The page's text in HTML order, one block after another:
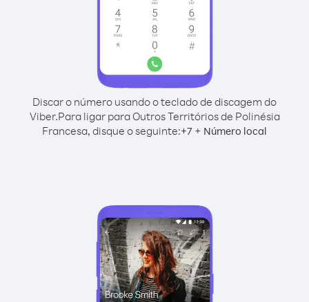
Discar o número usando o teclado de discagem do
Viber.Para ligar para Outros Territórios de Polinésia
Francesa, disque o seguinte:+7 + Número local